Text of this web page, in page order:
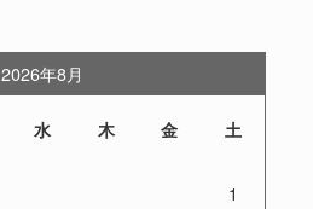
2026年8月
水 木 金 土
1